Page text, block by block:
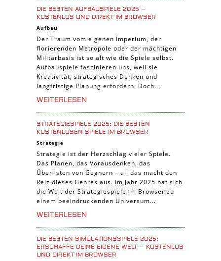
DIE BESTEN AUFBAUSPIELE 2025 –
KOSTENLOS UND DIREKT IM BROWSER
Aufbau
Der Traum vom eigenen Imperium, der
florierenden Metropole oder der mächtigen
Militärbasis ist so alt wie die Spiele selbst.
Aufbauspiele faszinieren uns, weil sie
Kreativität, strategisches Denken und
langfristige Planung erfordern. Doch...
WEITERLESEN
STRATEGIESPIELE 2025: DIE BESTEN
KOSTENLOSEN SPIELE IM BROWSER
Strategie
Strategie ist der Herzschlag vieler Spiele.
Das Planen, das Vorausdenken, das
Überlisten von Gegnern – all das macht den
Reiz dieses Genres aus. Im Jahr 2025 hat sich
die Welt der Strategiespiele im Browser zu
einem beeindruckenden Universum...
WEITERLESEN
DIE BESTEN SIMULATIONSSPIELE 2025:
ERSCHAFFE DEINE EIGENE WELT – KOSTENLOS
UND DIREKT IM BROWSER